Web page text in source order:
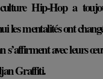
Hip-Hop a
les mentalités ont
avec leurs
Graffiti.